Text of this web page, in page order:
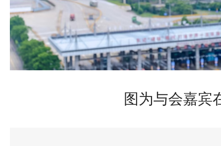
图为与会嘉宾